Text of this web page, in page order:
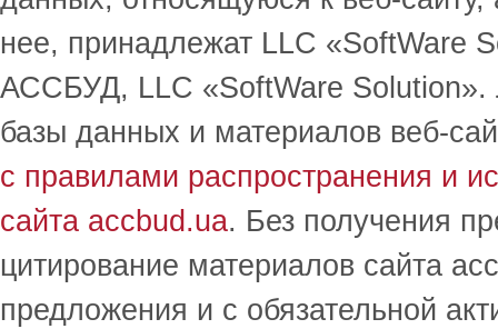
нее, принадлежат LLC
АССБУД, LLC «SoftWare Solution».
базы данных и материалов веб-
с правилами распространения и
сайта accbud.ua. Без получения
цитирование материалов сайта
предложения и с обязательной